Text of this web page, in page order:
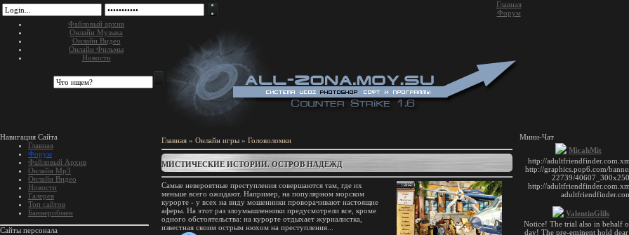
Главная
Форум
Файловый архив
Онлайн Музыка
Онлайн Видео
Онлайн Фильмы
Новости
Навигация Сайта
Главная
Форум
Файловый Архив
Онлайн Mp3
Онлайн Видео
Новости
Галерея
Топ сайтов
Баннеробмен
Сайты персонала
Главная » Онлайн игры » Головоломки
МИСТИЧЕСКИЕ ИСТОРИИ. ОСТРОВ НАДЕЖД
Самые невероятные преступления совершаются там, где их
меньше всего ожидают. Например, на популярном морском
курорте - у всех на виду мошенники проворачивают настоящие
аферы. На этот раз злоумышленники предусмотрели все, кроме
одного обстоятельства: на курорте отдыхает журналистка,
известная своим острым нюхом на преступления...
Мини-Чат